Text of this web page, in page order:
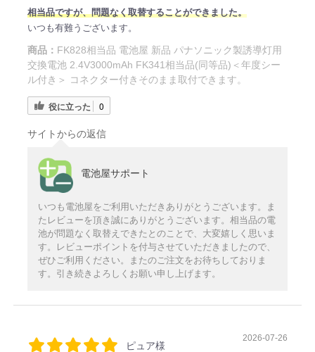
相当品ですが、問題なく取替することができました。
いつも有難うございます。
商品： FK828相当品 電池屋 新品 パナソニック製誘導灯用
交換電池 2.4V3000mAh FK341相当品(同等品)＜年度シー
ル付き＞ コネクター付きそのまま取付できます。
役に立った 0
サイトからの返信
電池屋サポート
いつも電池屋をご利用いただきありがとうございます。ま
たレビューを頂き誠にありがとうございます。相当品の電
池が問題なく取替えできたとのことで、大変嬉しく思いま
す。レビューポイントを付与させていただきましたので、
ぜひご利用ください。またのご注文をお待ちしておりま
す。引き続きよろしくお願い申し上げます。
ピュア様
2026-07-26